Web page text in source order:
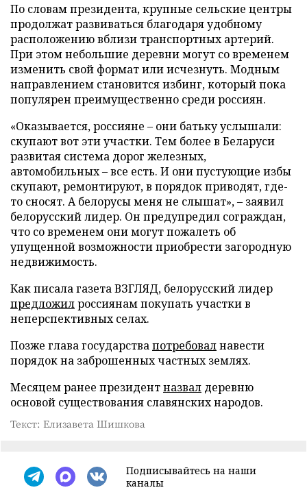
По словам президента, крупные сельские центры
продолжат развиваться благодаря удобному
расположению вблизи транспортных артерий.
При этом небольшие деревни могут со временем
изменить свой формат или исчезнуть. Модным
направлением становится избинг, который пока
популярен преимущественно среди россиян.
«Оказывается, россияне – они батьку услышали:
скупают вот эти участки. Тем более в Беларуси
развитая система дорог железных,
автомобильных – все есть. И они пустующие избы
скупают, ремонтируют, в порядок приводят, где-
то сносят. А белорусы меня не слышат», – заявил
белорусский лидер. Он предупредил сограждан,
что со временем они могут пожалеть об
упущенной возможности приобрести загородную
недвижимость.
Как писала газета ВЗГЛЯД, белорусский лидер
предложилроссиянам покупать участки в
неперспективных селах.
Позже глава государствапотребовалнавести
порядок на заброшенных частных землях.
Месяцем ранее президентназвал деревню
основой существования славянских народов.
Текст: Елизавета Шишкова
Подписывайтесь на наши
каналы